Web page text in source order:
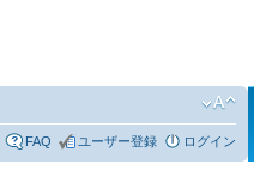
FAQ ユーザー登録 ログイン